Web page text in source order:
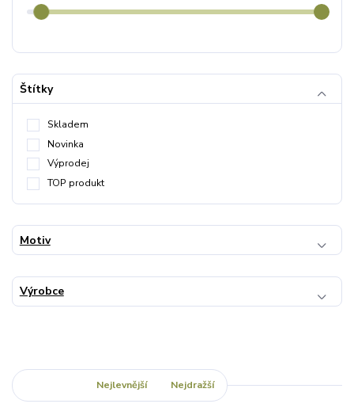
Štítky
Skladem
Novinka
Výprodej
TOP produkt
Motiv
Výrobce
Nejlevnější Nejdražší